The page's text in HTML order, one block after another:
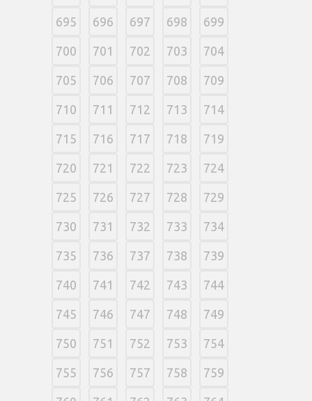
695 696 697 698 699
700 701 702 703 704
705 706 707 708 709
710 711 712 713 714
715 716 717 718 719
720 721 722 723 724
725 726 727 728 729
730 731 732 733 734
735 736 737 738 739
740 741 742 743 744
745 746 747 748 749
750 751 752 753 754
755 756 757 758 759